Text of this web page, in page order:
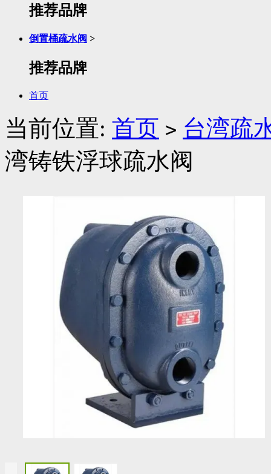
推荐品牌
倒置桶疏水阀 >
推荐品牌
首页
当前位置: 首页 > 台湾疏
湾铸铁浮球疏水阀